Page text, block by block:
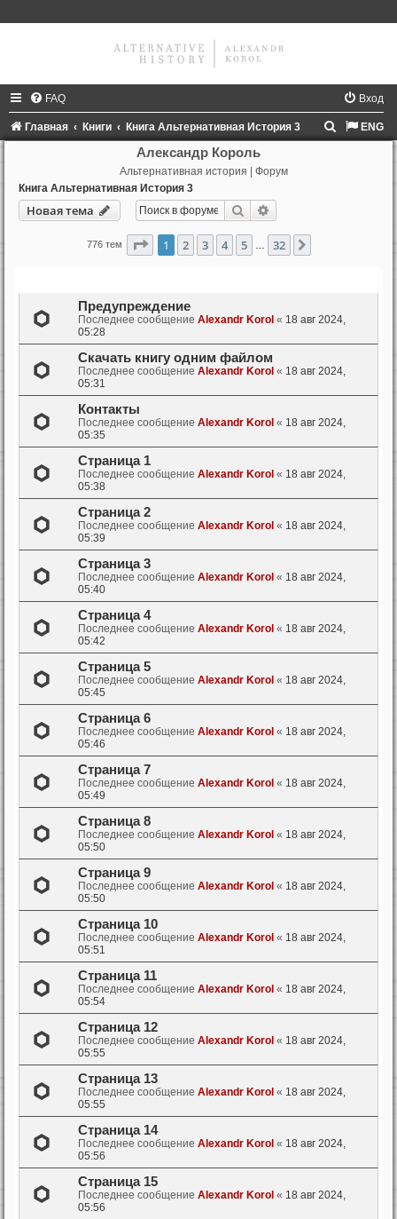
FAQ Вход
Главная Книги Книга Альтернативная История 3 ENG
Александр Король
Альтернативная история | Форум
Книга Альтернативная История 3
Новая тема Поиск
776 тем Страница из 32
1 2 3 4 5 32
Предупреждение
Последнее сообщение Alexandr Korol « 18 авг 2024,
05:28
Скачать книгу одним файлом
Последнее сообщение Alexandr Korol « 18 авг 2024,
05:31
Контакты
Последнее сообщение Alexandr Korol « 18 авг 2024,
05:35
Страница 1
Последнее сообщение Alexandr Korol « 18 авг 2024,
05:38
Страница 2
Последнее сообщение Alexandr Korol « 18 авг 2024,
05:39
Страница 3
Последнее сообщение Alexandr Korol « 18 авг 2024,
05:40
Страница 4
Последнее сообщение Alexandr Korol « 18 авг 2024,
05:42
Страница 5
Последнее сообщение Alexandr Korol « 18 авг 2024,
05:45
Страница 6
Последнее сообщение Alexandr Korol « 18 авг 2024,
05:46
Страница 7
Последнее сообщение Alexandr Korol « 18 авг 2024,
05:49
Страница 8
Последнее сообщение Alexandr Korol « 18 авг 2024,
05:50
Страница 9
Последнее сообщение Alexandr Korol « 18 авг 2024,
05:50
Страница 10
Последнее сообщение Alexandr Korol « 18 авг 2024,
05:51
Страница 11
Последнее сообщение Alexandr Korol « 18 авг 2024,
05:54
Страница 12
Последнее сообщение Alexandr Korol « 18 авг 2024,
05:55
Страница 13
Последнее сообщение Alexandr Korol « 18 авг 2024,
05:55
Страница 14
Последнее сообщение Alexandr Korol « 18 авг 2024,
05:56
Страница 15
Последнее сообщение Alexandr Korol « 18 авг 2024,
05:56